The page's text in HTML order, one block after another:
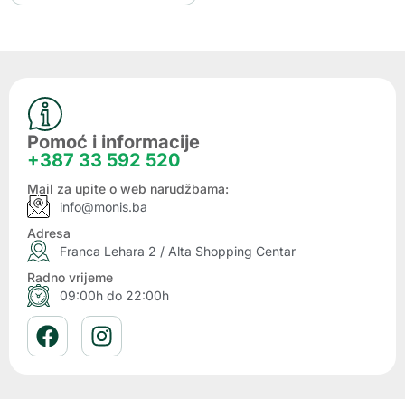
Pomoć i informacije
+387 33 592 520
Mail za upite o web narudžbama:
info@monis.ba
Adresa
Franca Lehara 2 / Alta Shopping Centar
Radno vrijeme
09:00h do 22:00h